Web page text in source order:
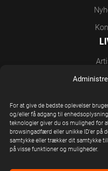
For at give de bedste oplevelser
og/eller få adgang til
teknologier giver du os mulighed for
browsingadfærd eller unikke ID'er på
samtykke eller trækker dit samtykke
på visse funktioner og muligheder.
EN DEL AF